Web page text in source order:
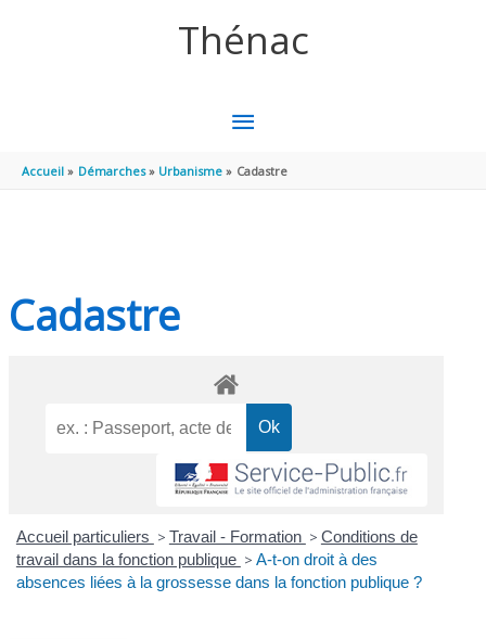
Thénac
MENU
PRINCIPAL
Accueil Démarches Urbanisme Cadastre
Cadastre
Accueil particuliers > Travail - Formation > Conditions de
travail dans la fonction publique > A-t-on droit à des
absences liées à la grossesse dans la fonction publique ?